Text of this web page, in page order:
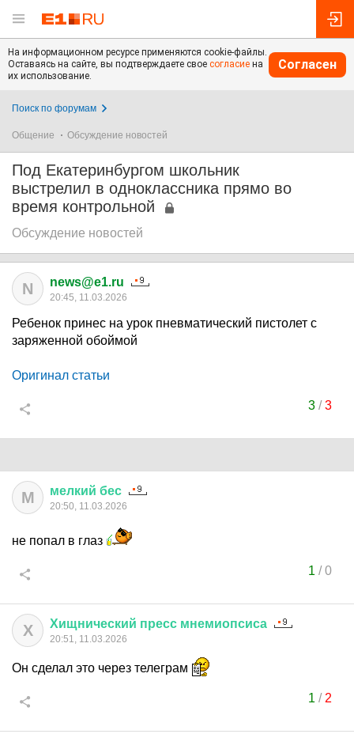
На информационном ресурсе применяются cookie-файлы.
Оставаясь на сайте, вы подтверждаете свое согласие на
их использование.
Согласен
Поиск по форумам
Общение Обсуждение новостей
Под Екатеринбургом школьник
выстрелил в одноклассника прямо во
время контрольной
Обсуждение новостей
N news@e1.ru
20:45, 11.03.2026
Ребенок принес на урок пневматический пистолет с
заряженной обоймой
Оригинал статьи
3/3
М мелкий бес
20:50, 11.03.2026
не попал в глаз
1 /0
Х Хищнический пресс мнемиопсиса
20:51, 11.03.2026
Он сделал это через телеграм
1 / 2